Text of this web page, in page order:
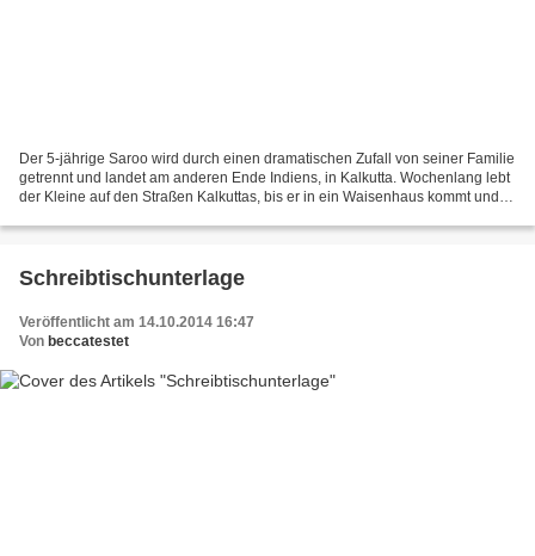
Der 5-jährige Saroo wird durch einen dramatischen Zufall von seiner Familie
getrennt und landet am anderen Ende Indiens, in Kalkutta. Wochenlang lebt
der Kleine auf den Straßen Kalkuttas, bis er in ein Waisenhaus kommt und
Schreibtischunterlage
Veröffentlicht am 14.10.2014 16:47
Von beccatestet